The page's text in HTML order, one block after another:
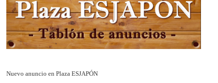
Nuevo anuncio en Plaza ESJAPÓN